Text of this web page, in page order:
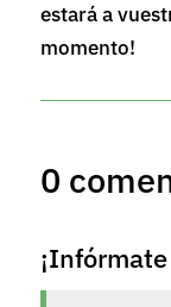
estará a
momento!
0